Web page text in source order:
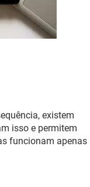
existem
isso e permitem
funcionam apenas